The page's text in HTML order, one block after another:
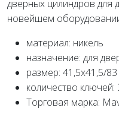
дверных цилиндров для
новейшем
материал: никель
назначение: для
размер: 41,5x41,5/
количество ключей:
Торговая марка: